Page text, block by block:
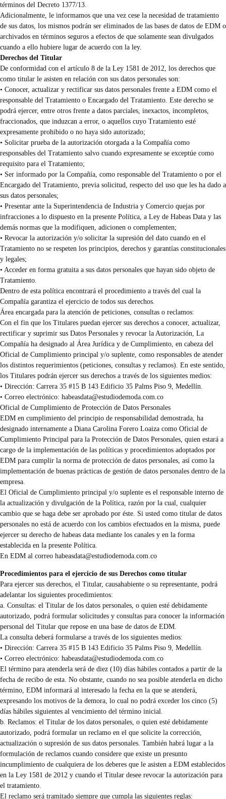
términos del Decreto 1377/13.
Adicionalmente, le informamos que una vez cese la necesidad de tratamiento
de sus datos, los mismos podrán ser eliminados de las bases de datos de EDM o
archivados en términos seguros a efectos de que solamente sean divulgados
cuando a ello hubiere lugar de acuerdo con la ley.
Derechos del Titular
De conformidad con el artículo 8 de la Ley 1581 de 2012, los derechos que
como titular le asisten en relación con sus datos personales son:
• Conocer, actualizar y rectificar sus datos personales frente a EDM como el
responsable del Tratamiento o Encargado del Tratamiento. Este derecho se
podrá ejercer, entre otros frente a datos parciales, inexactos, incompletos,
fraccionados, que induzcan a error, o aquellos cuyo Tratamiento esté
expresamente prohibido o no haya sido autorizado;
• Solicitar prueba de la autorización otorgada a la Compañía como
responsables del Tratamiento salvo cuando expresamente se exceptúe como
requisito para el Tratamiento;
• Ser informado por la Compañía, como responsable del Tratamiento o por el
Encargado del Tratamiento, previa solicitud, respecto del uso que les ha dado a
sus datos personales;
• Presentar ante la Superintendencia de Industria y Comercio quejas por
infracciones a lo dispuesto en la presente Política, a Ley de Habeas Data y las
demás normas que la modifiquen, adicionen o complementen;
• Revocar la autorización y/o solicitar la supresión del dato cuando en el
Tratamiento no se respeten los principios, derechos y garantías constitucionales
y legales;
• Acceder en forma gratuita a sus datos personales que hayan sido objeto de
Tratamiento.
Dentro de esta política encontrará el procedimiento a través del cual la
Compañía garantiza el ejercicio de todos sus derechos.
Área encargada para la atención de peticiones, consultas o reclamos:
Con el fin que los Titulares puedan ejercer sus derechos a conocer, actualizar,
rectificar y suprimir sus Datos Personales y revocar la Autorización, La
Compañía ha designado al Área Jurídica y de Cumplimiento, en cabeza del
Oficial de Cumplimiento principal y/o suplente, como responsables de atender
los distintos requerimientos (peticiones, consultas y reclamos). En este sentido,
los Titulares podrán ejercer sus derechos a través de los siguientes medios:
• Dirección: Carrera 35 #15 B 143 Edificio 35 Palms Piso 9, Medellín.
• Correo electrónico: habeasdata@estudiodemoda.com.co
Oficial de Cumplimiento de Protección de Datos Personales
EDM en cumplimiento del principio de responsabilidad demostrada, ha
designado internamente a Diana Carolina Forero Loaiza como Oficial de
Cumplimiento Principal para la Protección de Datos Personales, quien estará a
cargo de la implementación de las políticas y procedimientos adoptados por
EDM para cumplir la norma de protección de datos personales, así como la
implementación de buenas prácticas de gestión de datos personales dentro de la
empresa.
El Oficial de Cumplimiento principal y/o suplente es el responsable interno de
la actualización y divulgación de la Política, razón por la cual, cualquier
cambio que se haga debe ser aprobado por éste. Si usted como titular de datos
personales no está de acuerdo con los cambios efectuados en la misma, puede
ejercer su derecho de habeas data mediante los canales y en la forma
establecida en la presente Política.
En EDM al correo habeasdata@estudiodemoda.com.co
Procedimientos para el ejercicio de sus Derechos como titular
Para ejercer sus derechos, el Titular, causahabiente o su representante, podrá
adelantar los siguientes procedimientos:
a. Consultas: el Titular de los datos personales, o quien esté debidamente
autorizado, podrá formular solicitudes y consultas para conocer la información
personal del Titular que repose en una base de datos de EDM.
La consulta deberá formularse a través de los siguientes medios:
• Dirección: Carrera 35 #15 B 143 Edificio 35 Palms Piso 9, Medellín.
• Correo electrónico: habeasdata@estudiodemoda.com.co
El término para atenderla será de diez (10) días hábiles contados a partir de la
fecha de recibo de esta. No obstante, cuando no sea posible atenderla en dicho
término, EDM informará al interesado la fecha en la que se atenderá,
expresando los motivos de la demora, lo cual no podrá exceder los cinco (5)
días hábiles siguientes al vencimiento del término inicial.
b. Reclamos: el Titular de los datos personales, o quien esté debidamente
autorizado, podrá formular un reclamo en el que solicite la corrección,
actualización o supresión de sus datos personales. También habrá lugar a la
formulación de reclamos cuando considere que existe un presunto
incumplimiento de cualquiera de los deberes que le asisten a EDM establecidos
en la Ley 1581 de 2012 y cuando el Titular desee revocar la autorización para
el tratamiento.
El reclamo será tramitado siempre que cumpla las siguientes reglas: